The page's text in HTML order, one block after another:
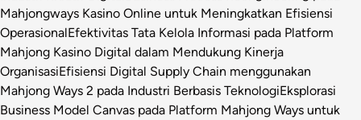
Mahjongways Kasino Online untuk Meningkatkan Efisiensi
OperasionalEfektivitas Tata Kelola Informasi pada Platform
Mahjong Kasino Digital dalam Mendukung Kinerja
OrganisasiEfisiensi Digital Supply Chain menggunakan
Mahjong Ways 2 pada Industri Berbasis TeknologiEksplorasi
Business Model Canvas pada Platform Mahjong Ways untuk